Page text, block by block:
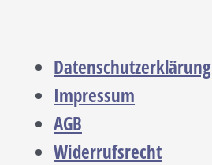
Datenschutzerklärung
Impressum
AGB
Widerrufsrecht